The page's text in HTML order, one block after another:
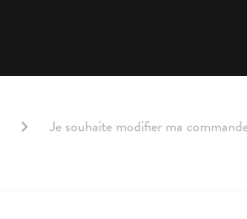
Je souhaite modifier ma